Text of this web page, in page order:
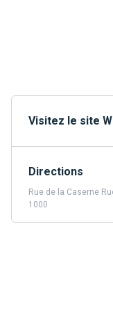
Visitez le site
Directions
Rue de la Caserne
1000